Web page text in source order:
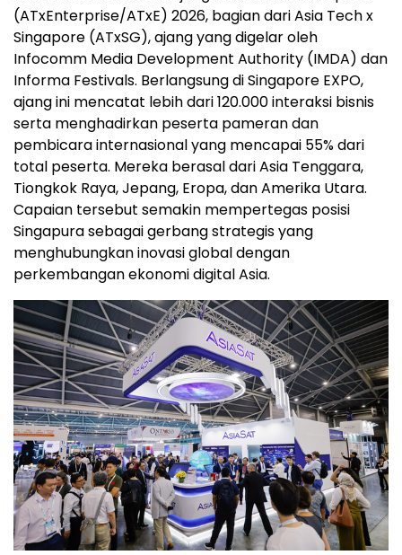
(ATxEnterprise/ATxE) 2026, bagian dari Asia Tech x
Singapore (ATxSG), ajang yang digelar oleh
Infocomm Media Development Authority (IMDA) dan
Informa Festivals. Berlangsung di Singapore EXPO,
ajang ini mencatat lebih dari 120.000 interaksi bisnis
serta menghadirkan peserta pameran dan
pembicara internasional yang mencapai 55% dari
total peserta. Mereka berasal dari Asia Tenggara,
Tiongkok Raya, Jepang, Eropa, dan Amerika Utara.
Capaian tersebut semakin mempertegas posisi
Singapura sebagai gerbang strategis yang
menghubungkan inovasi global dengan
perkembangan ekonomi digital Asia.